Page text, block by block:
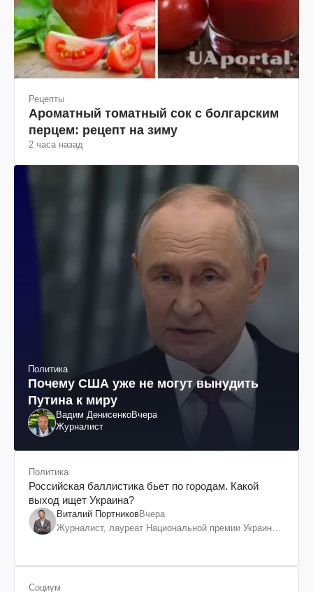
Рецепты
Ароматный томатный сок с болгарским
перцем: рецепт на зиму
2 часа назад
Политика
Почему США уже не могут вынудить
Путина к миру
Вадим ДенисенкоВчера
Журналист
Политика
Российская баллистика бьет по городам. Какой
выход ищет Украина?
Виталий ПортниковВчера
Журналист, лауреат Национальной премии Украины
Социум